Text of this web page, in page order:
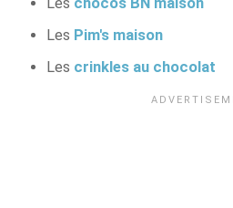
Les Pim's maison
Les crinkles au chocolat